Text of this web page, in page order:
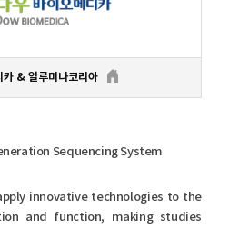
카 & 일루미나코리아
Sequencing System
innovative technologies to the
and function, making studies